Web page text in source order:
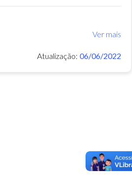
Ver mais
Atualização: 06/06/2022